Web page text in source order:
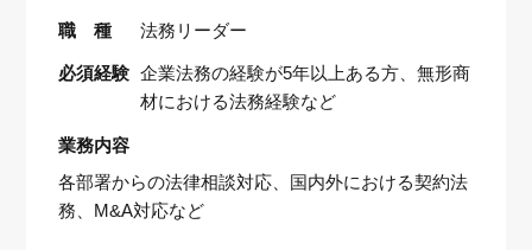
職 種 法務リーダー
必須経験 企業法務の経験が5年以上ある方、無形商
材における法務経験など
業務内容
各部署からの法律相談対応、国内外における契約法
務、M&A対応など